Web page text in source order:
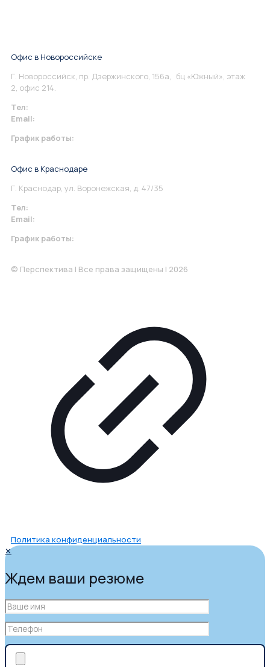
Офис в Новороссийске
Г. Новороссийск, пр. Дзержинского, 156а, бц «Южный», этаж
2, офис 214.
Тел:
Email:
График работы:
Офис в Краснодаре
Г. Краснодар, ул. Воронежская, д. 47/35
Тел:
Email:
График работы:
© Перспектива | Все права защищены | 2026
Политика конфиденциальности
✕
Ждем ваши резюме